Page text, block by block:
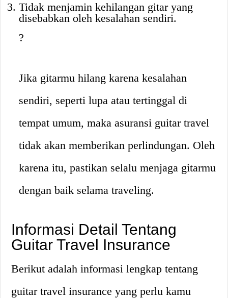
Tidak menjamin kehilangan gitar yang
disebabkan oleh kesalahan sendiri.
?
Jika gitarmu hilang karena kesalahan
sendiri, seperti lupa atau tertinggal di
tempat umum, maka asuransi guitar travel
tidak akan memberikan perlindungan. Oleh
karena itu, pastikan selalu menjaga gitarmu
dengan baik selama traveling.
Informasi Detail Tentang
Guitar Travel Insurance
Berikut adalah informasi lengkap tentang
guitar travel insurance yang perlu kamu